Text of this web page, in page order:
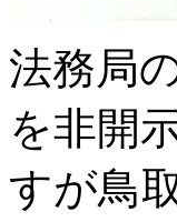
法務局
を非開
すが鳥